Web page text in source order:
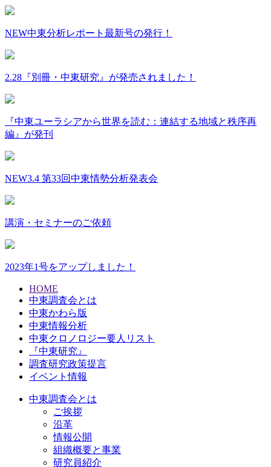
NEW中東分析レポート最新号の発行！
2.28『別冊・中東研究』が発売されました！
『中東ユーラシアから世界を読む：連結する地域と秩序再
編』が発刊
NEW3.4 第33回中東情勢分析発表会
講演・セミナーのご依頼
2023年1号をアップしました！
HOME
中東調査会とは
中東かわら版
中東情報分析
中東クロノロジー要人リスト
『中東研究』
調査研究政策提言
イベント情報
中東調査会とは
ご挨拶
沿革
情報公開
組織概要と事業
研究員紹介